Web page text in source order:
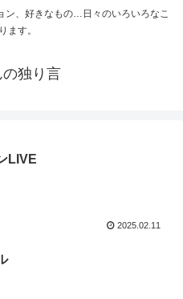
ン、好きなもの…日々のいろいろなこ
ます。
独り言
LIVE
2025.02.11